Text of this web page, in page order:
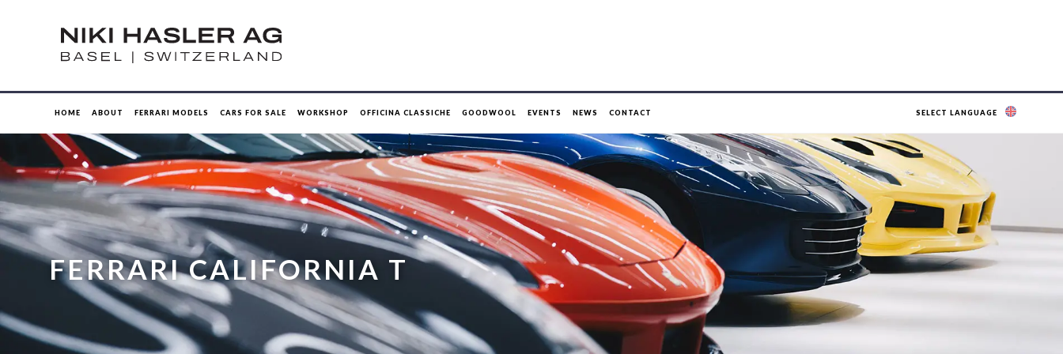
HOME ABOUT FERRARI MODELS CARS FOR SALE WORKSHOP OFFICINA CLASSICHE GOODWOOL EVENTS NEWS CONTACT SELECT LANGUAGE
FERRARI CALIFORNIA T